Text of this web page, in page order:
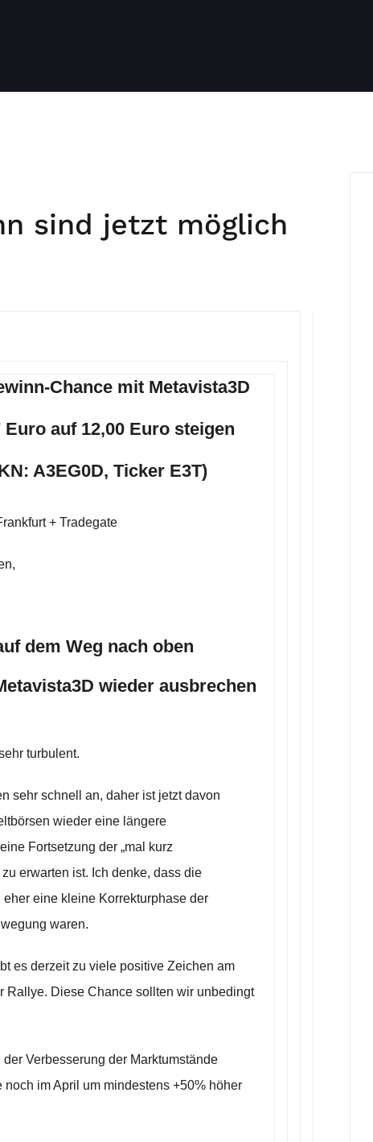
sind jetzt möglich
Chance mit Metavista3D
auf 12,00 Euro steigen
A3EG0D, Ticker E3T)
+ Tradegate
dem Weg nach oben
wieder ausbrechen
turbulent.
sehr schnell an, daher ist jetzt davon
wieder eine längere
Fortsetzung der „mal kurz
erwarten ist. Ich denke, dass die
eine kleine Korrekturphase der
waren.
es derzeit zu viele positive Zeichen am
Rallye. Diese Chance sollten wir unbedingt
Verbesserung der Marktumstände
im April um mindestens +50% höher